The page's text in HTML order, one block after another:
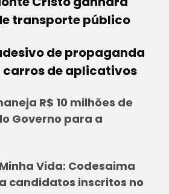
transporte público
de propaganda
carros de aplicativos
R$ 10 milhões de
Governo para a
Vida: Codesaima
candidatos inscritos no